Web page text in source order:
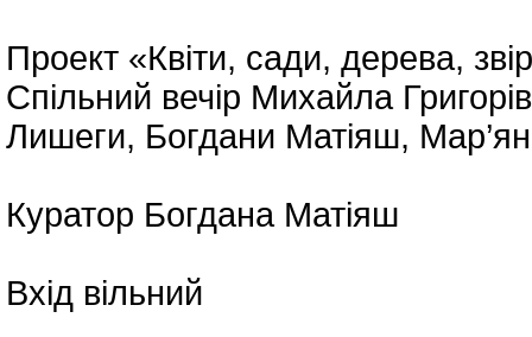
Проект «Квіти, сади, дерева,
Спільний вечір Михайла
Лишеги, Богдани Матіяш,
Куратор Богдана Матіяш
Вхід вільний